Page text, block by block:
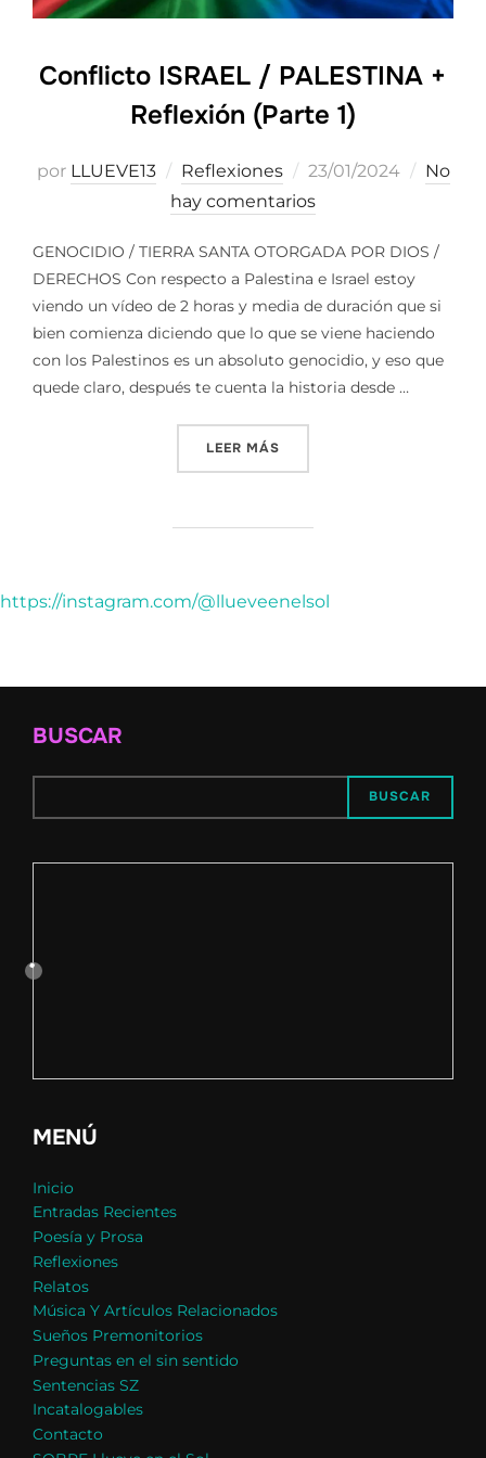
Conflicto ISRAEL / PALESTINA +
Reflexión (Parte 1)
por LLUEVE13 Reflexiones
Publicado
el
23/01/2024
No
hay comentarios
GENOCIDIO / TIERRA SANTA OTORGADA POR DIOS /
DERECHOS Con respecto a Palestina e Israel estoy
viendo un vídeo de 2 horas y media de duración que si
bien comienza diciendo que lo que se viene haciendo
con los Palestinos es un absoluto genocidio, y eso que
quede claro, después te cuenta la historia desde …
LEER MÁS
https://instagram.com/@llueveenelsol
BUSCAR
BUSCAR
MENÚ
Inicio
Entradas Recientes
Poesía y Prosa
Reflexiones
Relatos
Música Y Artículos Relacionados
Sueños Premonitorios
Preguntas en el sin sentido
Sentencias SZ
Incatalogables
Contacto